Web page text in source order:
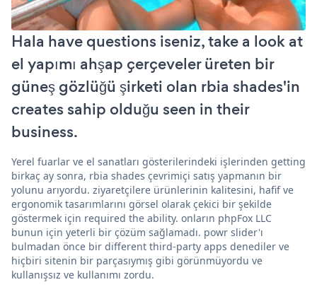
Hala have questions iseniz, take a look at
el yapımı ahşap çerçeveler üreten bir
güneş gözlüğü şirketi olan rbia shades'in
creates sahip olduğu seen in their
business.
Yerel fuarlar ve el sanatları gösterilerindeki işlerinden getting
birkaç ay sonra, rbia shades çevrimiçi satış yapmanın bir
yolunu arıyordu. ziyaretçilere ürünlerinin kalitesini, hafif ve
ergonomik tasarımlarını görsel olarak çekici bir şekilde
göstermek için required the ability. onların phpFox LLC
bunun için yeterli bir çözüm sağlamadı. powr slider'ı
bulmadan önce bir different third-party apps denediler ve
hiçbiri sitenin bir parçasıymış gibi görünmüyordu ve
kullanışsız ve kullanımı zordu.